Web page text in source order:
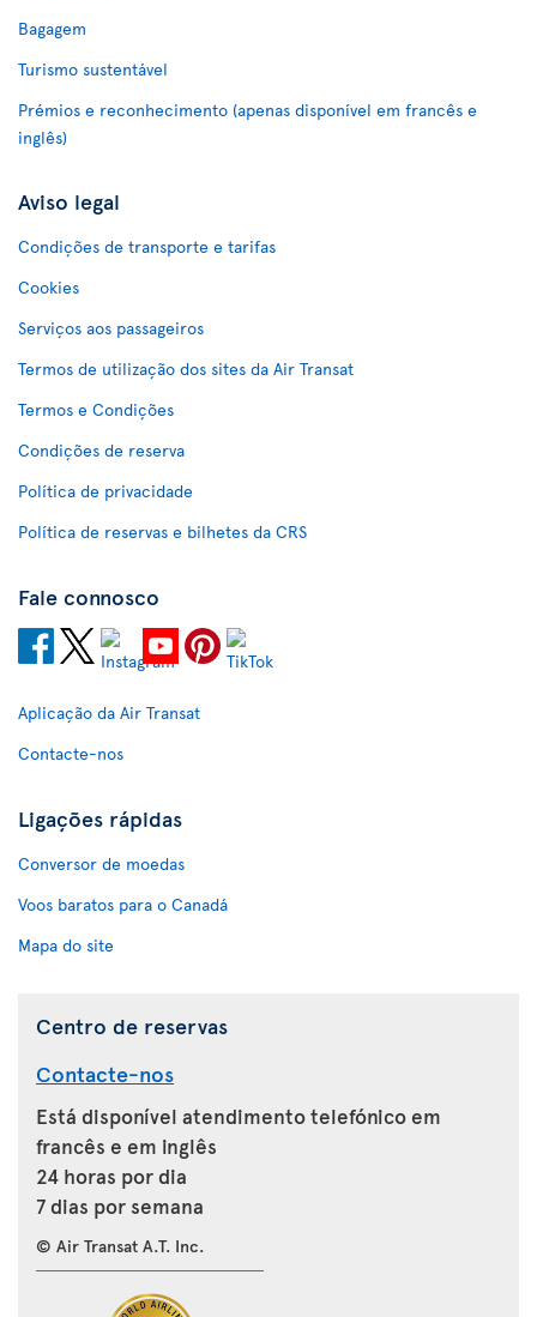
Bagagem
Turismo sustentável
Prémios e reconhecimento (apenas disponível em francês e
inglês)
Aviso legal
Condições de transporte e tarifas
Cookies
Serviços aos passageiros
Termos de utilização dos sites da Air Transat
Termos e Condições
Condições de reserva
Política de privacidade
Política de reservas e bilhetes da CRS
Fale connosco
Aplicação da Air Transat
Contacte-nos
Ligações rápidas
Conversor de moedas
Voos baratos para o Canadá
Mapa do site
Centro de reservas
Contacte-nos
Está disponível atendimento telefónico em
francês e em inglês
24 horas por dia
7 dias por semana
© Air Transat A.T. Inc.